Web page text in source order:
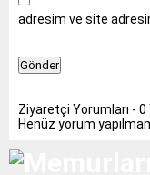
adresim ve site
Ziyaretçi Yorumları - 0
Henüz yorum